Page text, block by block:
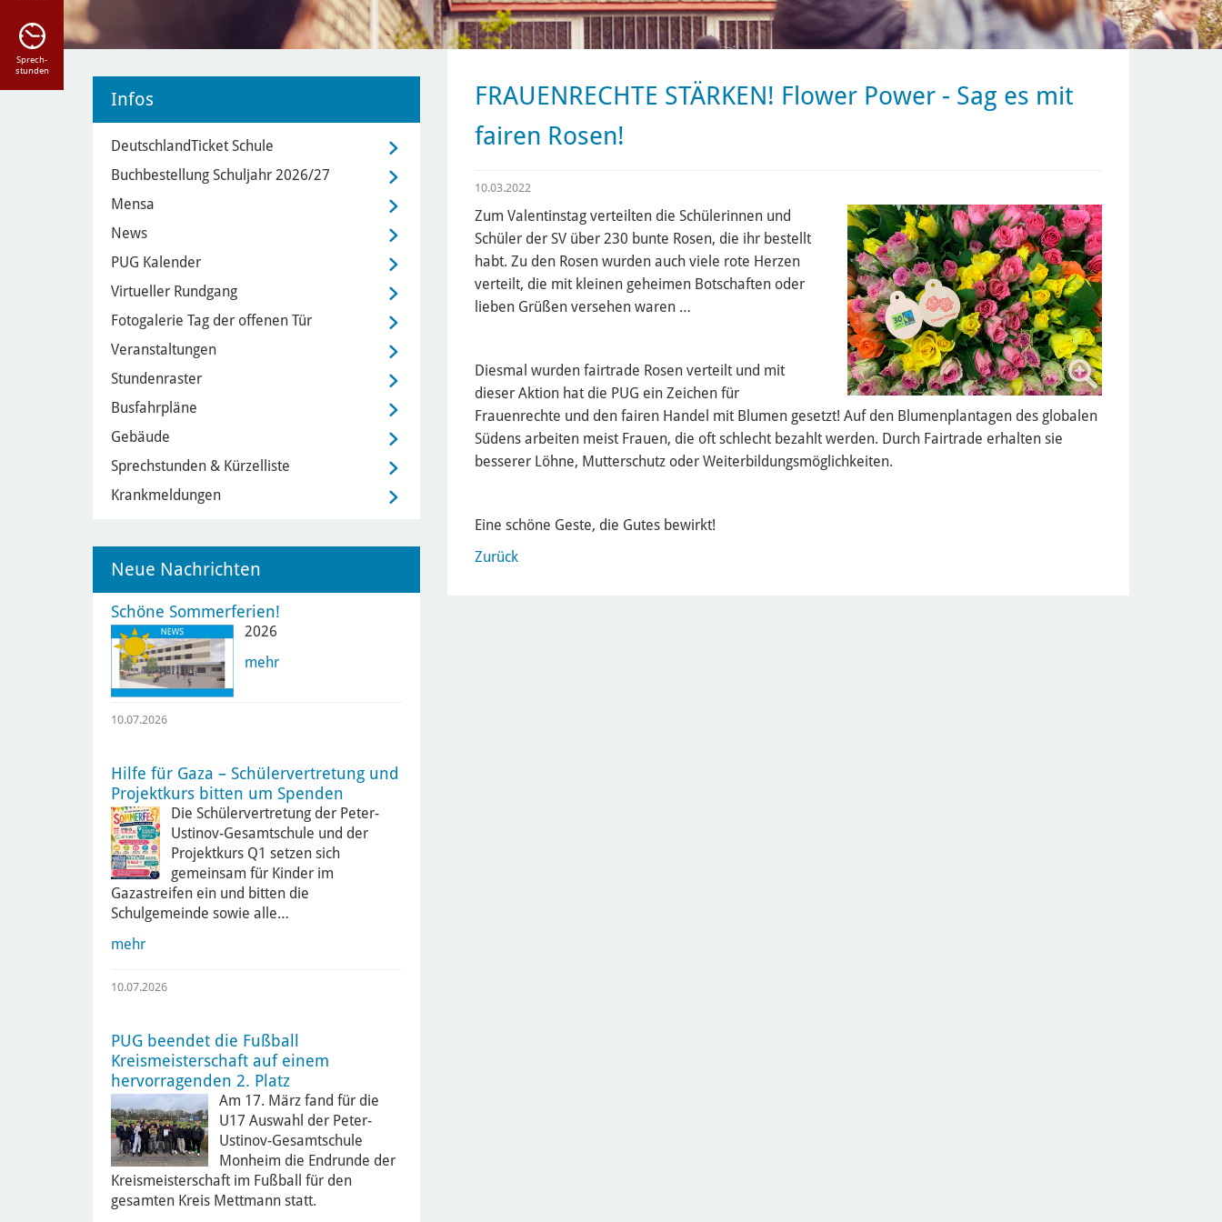
FRAUENRECHTE STÄRKEN! Flower Power - Sag es mit
fairen Rosen!
10.03.2022
Zum Valentinstag verteilten die Schülerinnen und
Schüler der SV über 230 bunte Rosen, die ihr bestellt
habt. Zu den Rosen wurden auch viele rote Herzen
verteilt, die mit kleinen geheimen Botschaften oder
lieben Grüßen versehen waren …
Diesmal wurden fairtrade Rosen verteilt und mit
dieser Aktion hat die PUG ein Zeichen für
Frauenrechte und den fairen Handel mit Blumen gesetzt! Auf den Blumenplantagen des globalen
Südens arbeiten meist Frauen, die oft schlecht bezahlt werden. Durch Fairtrade erhalten sie
besserer Löhne, Mutterschutz oder Weiterbildungsmöglichkeiten.
Eine schöne Geste, die Gutes bewirkt!
Zurück
Infos
DeutschlandTicket Schule
Buchbestellung Schuljahr 2026/27
Mensa
News
PUG Kalender
Virtueller Rundgang
Fotogalerie Tag der offenen Tür
Veranstaltungen
Stundenraster
Busfahrpläne
Gebäude
Sprechstunden & Kürzelliste
Krankmeldungen
Neue Nachrichten
Schöne Sommerferien!
2026
mehr
10.07.2026
Hilfe für Gaza – Schülervertretung und
Projektkurs bitten um Spenden
Die Schülervertretung der Peter-
Ustinov-Gesamtschule und der
Projektkurs Q1 setzen sich
gemeinsam für Kinder im
Gazastreifen ein und bitten die
Schulgemeinde sowie alle…
mehr
10.07.2026
PUG beendet die Fußball
Kreismeisterschaft auf einem
hervorragenden 2. Platz
Am 17. März fand für die
U17 Auswahl der Peter-
Ustinov-Gesamtschule
Monheim die Endrunde der
Kreismeisterschaft im Fußball für den
gesamten Kreis Mettmann statt.
Sprech-
stunden